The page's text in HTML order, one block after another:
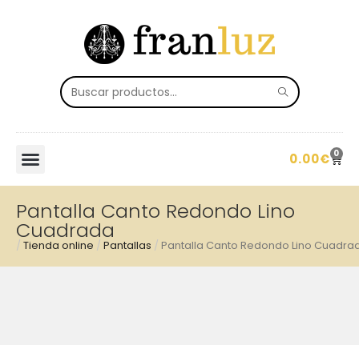
0.00€ 0
Pantalla Canto Redondo Lino
Cuadrada
/ Tienda online / Pantallas / Pantalla Canto Redondo Lino